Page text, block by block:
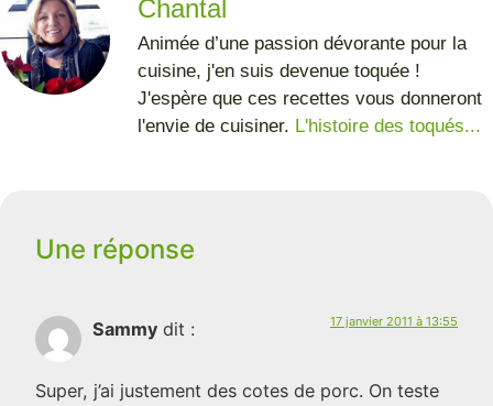
Chantal
Animée d’une passion dévorante pour la
cuisine, j'en suis devenue toquée !
J'espère que ces recettes vous donneront
l'envie de cuisiner. L'histoire des toqués...
Une réponse
Sammy dit : 17 janvier 2011 à 13:55
Super, j’ai justement des cotes de porc. On teste